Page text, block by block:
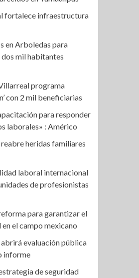
fortalece infraestructura
en Arboledas para
mil habitantes
programa
con 2 mil beneficiarias
para responder
laborales» : Américo
heridas familiares
laboral internacional
de profesionistas
para garantizar el
el campo mexicano
evaluación pública
informe
de seguridad